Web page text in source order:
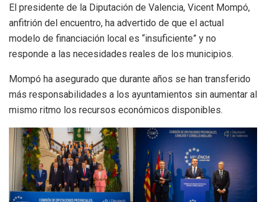
El presidente de la Diputación de Valencia, Vicent Mompó,
anfitrión del encuentro, ha advertido de que el actual
modelo de financiación local es “insuficiente” y no
responde a las necesidades reales de los municipios.
Mompó ha asegurado que durante años se han transferido
más responsabilidades a los ayuntamientos sin aumentar al
mismo ritmo los recursos económicos disponibles.